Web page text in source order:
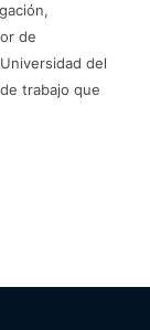
de
del
trabajo que